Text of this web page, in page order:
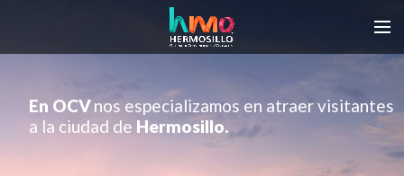
En OCV
a la ciudad de
nos especializamos en atraer visitantes
Hermosillo.